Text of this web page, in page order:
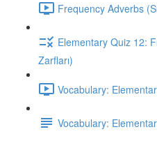
Frequency Adverbs
Elementary Quiz 12:
Zarfları)
Vocabulary:
Vocabulary: